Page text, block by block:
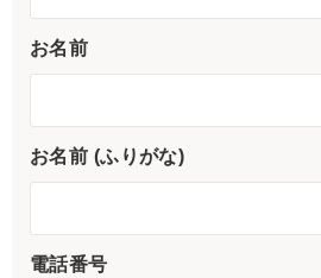
お名前
お名前 (ふりがな)
電話番号